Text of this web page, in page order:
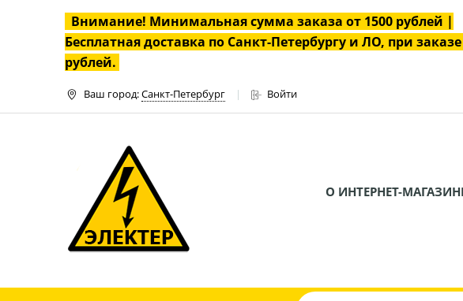
Внимание! Минимальная сумма заказа от 1500 рублей |
Бесплатная доставка по Санкт-Петербургу и ЛО, при заказе
рублей.
Ваш город:Санкт-Петербург Войти
О ИНТЕРНЕТ-